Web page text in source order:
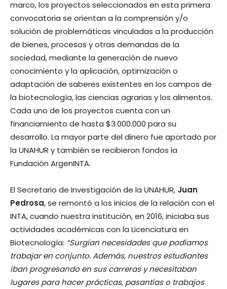
marco, los proyectos seleccionados en esta primera
convocatoria se orientan a la comprensión y/o
solución de problemáticas vinculadas a la producción
de bienes, procesos y otras demandas de la
sociedad, mediante la generación de nuevo
conocimiento y la aplicación, optimización o
adaptación de saberes existentes en los campos de
la biotecnología, las ciencias agrarias y los alimentos.
Cada uno de los proyectos cuenta con un
financiamiento de hasta $3.000.000 para su
desarrollo. La mayor parte del dinero fue aportado por
la UNAHUR y también se recibieron fondos la
Fundación ArgenINTA.
El Secretario de Investigación de la UNAHUR, Juan
Pedrosa, se remontó a los inicios de la relación con el
INTA, cuando nuestra institución, en 2016, iniciaba sus
actividades académicas con la Licenciatura en
Biotecnología: “Surgían necesidades que podíamos
trabajar en conjunto. Además, nuestros estudiantes
iban progresando en sus carreras y necesitaban
lugares para hacer prácticas, pasantías o trabajos